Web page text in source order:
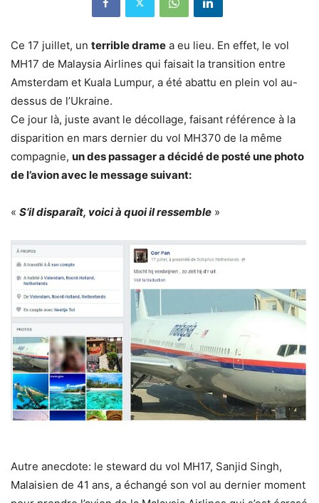
Ce 17 juillet, un terrible drame a eu lieu. En effet, le vol
MH17 de Malaysia Airlines qui faisait la transition entre
Amsterdam et Kuala Lumpur, a été abattu en plein vol au-
dessus de l’Ukraine.
Ce jour là, juste avant le décollage, faisant référence à la
disparition en mars dernier du vol MH370 de la même
compagnie, un des passager a décidé de posté une photo
de l’avion avec le message suivant:
« S’il disparaît, voici à quoi il ressemble »
Autre anecdote: le steward du vol MH17, Sanjid Singh,
Malaisien de 41 ans, a échangé son vol au dernier moment